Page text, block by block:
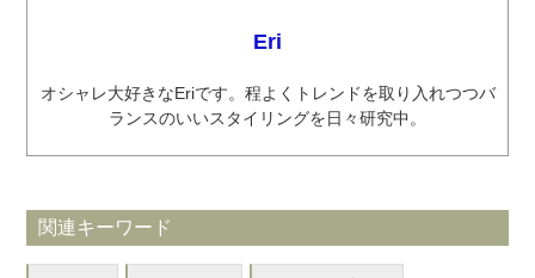
Eri
オシャレ大好きなEriです。程よくトレンドを取り入れつつバ
ランスのいいスタイリングを日々研究中。
関連キーワード